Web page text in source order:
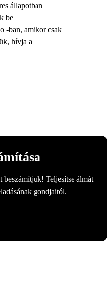
állapotban
be
-ban, amikor csak
hívja a
beszámítjuk! Teljesítse álmát
gondjaitól.